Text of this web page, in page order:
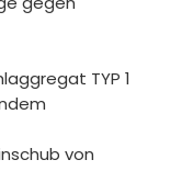
TYP 1
von